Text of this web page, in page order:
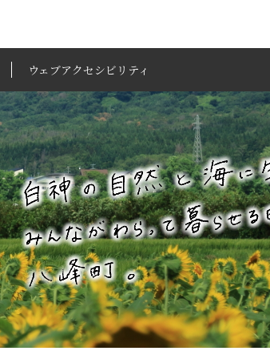
ウェブアクセシビリティ